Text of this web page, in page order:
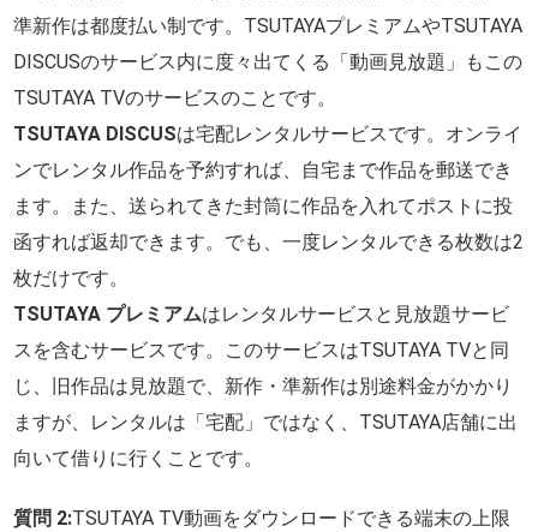
準新作は都度払い制です。TSUTAYAプレミアムやTSUTAYA
DISCUSのサービス内に度々出てくる「動画見放題」もこの
TSUTAYA TVのサービスのことです。
TSUTAYA DISCUSは宅配レンタルサービスです。オンライ
ンでレンタル作品を予約すれば、自宅まで作品を郵送でき
ます。また、送られてきた封筒に作品を入れてポストに投
函すれば返却できます。でも、一度レンタルできる枚数は2
枚だけです。
TSUTAYA プレミアムはレンタルサービスと見放題サービ
スを含むサービスです。このサービスはTSUTAYA TVと同
じ、旧作品は見放題で、新作・準新作は別途料金がかかり
ますが、レンタルは「宅配」ではなく、TSUTAYA店舗に出
向いて借りに行くことです。
質問 2:TSUTAYA TV動画をダウンロードできる端末の上限